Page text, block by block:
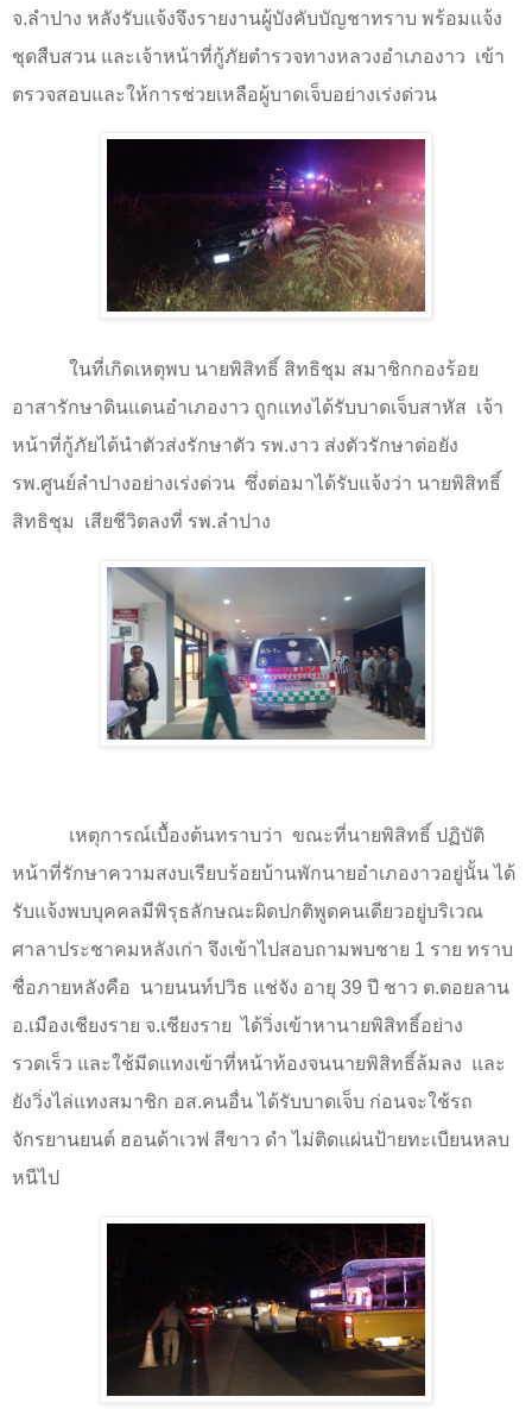
จ.ลำปาง หลังรับแจ้งจึงรายงานผู้บังคับบัญชาทราบ พร้อมแจ้ง
ชุดสืบสวน และเจ้าหน้าที่กู้ภัยตำรวจทางหลวงอำเภองาว เข้า
ตรวจสอบและให้การช่วยเหลือผู้บาดเจ็บอย่างเร่งด่วน
ในที่เกิดเหตุพบ นายพิสิทธิ์ สิทธิชุม สมาชิกกองร้อย
อาสารักษาดินแดนอำเภองาว ถูกแทงได้รับบาดเจ็บสาหัส เจ้า
หน้าที่กู้ภัยได้นำตัวส่งรักษาตัว รพ.งาว ส่งตัวรักษาต่อยัง
รพ.ศูนย์ลำปางอย่างเร่งด่วน ซึ่งต่อมาได้รับแจ้งว่า นายพิสิทธิ์
สิทธิชุม
เสียชีวิตลงที่ รพ.ลำปาง
เหตุการณ์เบื้องต้นทราบว่า ขณะที่นายพิสิทธิ์ ปฏิบัติ
หน้าที่รักษาความสงบเรียบร้อยบ้านพักนายอำเภองาวอยู่นั้น ได้
รับแจ้งพบบุคคลมีพิรุธลักษณะผิดปกติพูดคนเดียวอยู่บริเวณ
ศาลาประชาคมหลังเก่า จึงเข้าไปสอบถามพบชาย 1 ราย ทราบ
ชื่อภายหลังคือ นายนนท์ปวิธ แช่จัง อายุ 39 ปี ชาว ต.ดอยลาน
อ.เมืองเชียงราย จ.เชียงราย ได้วิ่งเข้าหานายพิสิทธิ์อย่าง
รวดเร็ว และใช้มีดแทงเข้าที่หน้าท้องจนนายพิสิทธิ์ล้มลง และ
ยังวิ่งไล่แทงสมาชิก อส.คนอื่น ได้รับบาดเจ็บ ก่อนจะใช้รถ
จักรยานยนต์ ฮอนด้าเวฟ สีขาว ดำ ไม่ติดแผ่นป้ายทะเบียนหลบ
หนีไป